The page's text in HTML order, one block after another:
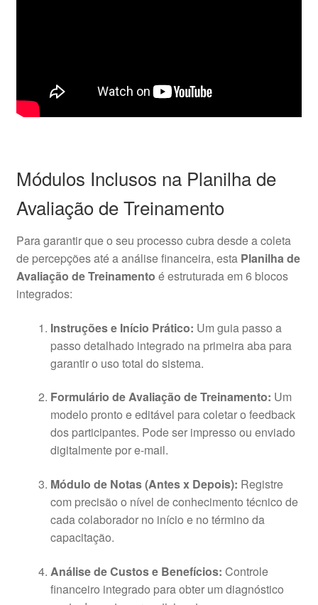
Módulos Inclusos na Planilha de
Avaliação de Treinamento
Para garantir que o seu processo cubra desde a coleta
de percepções até a análise financeira, esta Planilha de
Avaliação de Treinamento é estruturada em 6 blocos
integrados:
Instruções e Início Prático: Um guia passo a
passo detalhado integrado na primeira aba para
garantir o uso total do sistema.
Formulário de Avaliação de Treinamento: Um
modelo pronto e editável para coletar o feedback
dos participantes. Pode ser impresso ou enviado
digitalmente por e-mail.
Módulo de Notas (Antes x Depois): Registre
com precisão o nível de conhecimento técnico de
cada colaborador no início e no término da
capacitação.
Análise de Custos e Benefícios: Controle
financeiro integrado para obter um diagnóstico